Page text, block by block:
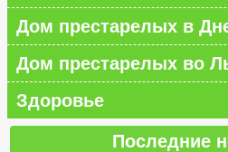
Дом престарелых в
Дом престарелых во
Здоровье
Последние